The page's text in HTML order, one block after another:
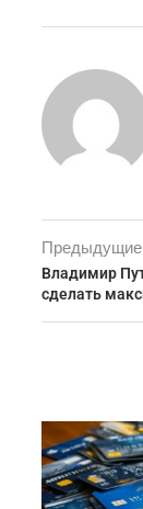
Предыдущие
Владимир
сделать